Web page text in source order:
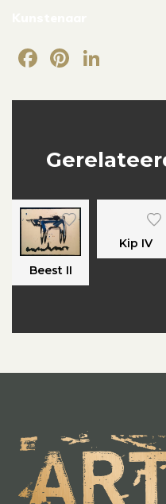
Facebook
Beest II
Kip IV